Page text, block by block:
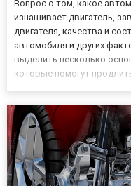
Вопрос о том, какое
изнашивает двигатель,
двигателя, качества и
автомобиля и других
выделить несколько
которые помогут
области. - Следуйте